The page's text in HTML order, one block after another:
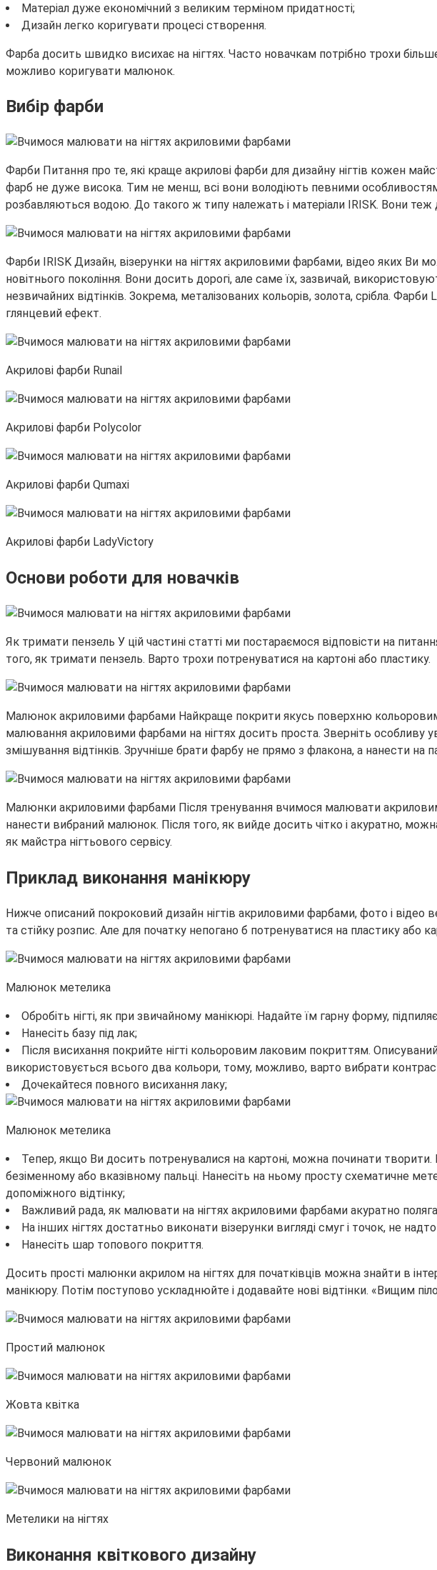
Матеріал дуже економічний з великим терміном придатності;
Дизайн легко коригувати процесі створення.
Фарба досить швидко висихає на нігтях. Часто новачкам потрібно трохи
можливо коригувати малюнок.
Вибір фарби
Фарби Питання про те, які краще акрилові фарби для дизайну нігтів кожен
фарб не дуже висока. Тим не менш, всі вони володіють певними
розбавляються водою. До такого ж типу належать і матеріали IRISK. Вони
Фарби IRISK Дизайн, візерунки на нігтях акриловими фарбами, відео яких Ви
новітнього покоління. Вони досить дорогі, але саме їх, зазвичай,
незвичайних відтінків. Зокрема, металізованих кольорів, золота, срібла.
глянцевий ефект.
Акрилові фарби Runail
Акрилові фарби Polycolor
Акрилові фарби Qumaxi
Акрилові фарби LadyVictorу
Основи роботи для новачків
Як тримати пензель У цій частині статті ми постараємося відповісти на
того, як тримати пензель. Варто трохи потренуватися на картоні або пластику.
Малюнок акриловими фарбами Найкраще покрити якусь поверхню кольоровим
малювання акриловими фарбами на нігтях досить проста. Зверніть особливу
змішування відтінків. Зручніше брати фарбу не прямо з флакона, а нанести на
Малюнки акриловими фарбами Після тренування вчимося малювати
нанести вибраний малюнок. Після того, як вийде досить чітко і акуратно,
як майстра нігтьового сервісу.
Приклад виконання манікюру
Нижче описаний покроковий дизайн нігтів акриловими фарбами, фото і
та стійку розпис. Але для початку непогано б потренуватися на пластику або
Малюнок метелика
Обробіть нігті, як при звичайному манікюрі. Надайте їм гарну форму,
Нанесіть базу під лак;
Після висихання покрийте нігті кольоровим лаковим покриттям.
використовується всього два кольори, тому, можливо, варто вибрати
Дочекайтеся повного висихання лаку;
Малюнок метелика
Тепер, якщо Ви досить потренувалися на картоні, можна починати
безіменному або вказівному пальці. Нанесіть на ньому просту схематичне
допоміжного відтінку;
Важливий рада, як малювати на нігтях акриловими фарбами акуратно
На інших нігтях достатньо виконати візерунки вигляді смуг і точок, не надто
Нанесіть шар топового покриття.
Досить прості малюнки акрилом на нігтях для початківців можна знайти в
манікюру. Потім поступово ускладнюйте і додавайте нові відтінки. «Вищим
Простий малюнок
Жовта квітка
Червоний малюнок
Метелики на нігтях
Виконання квіткового дизайну